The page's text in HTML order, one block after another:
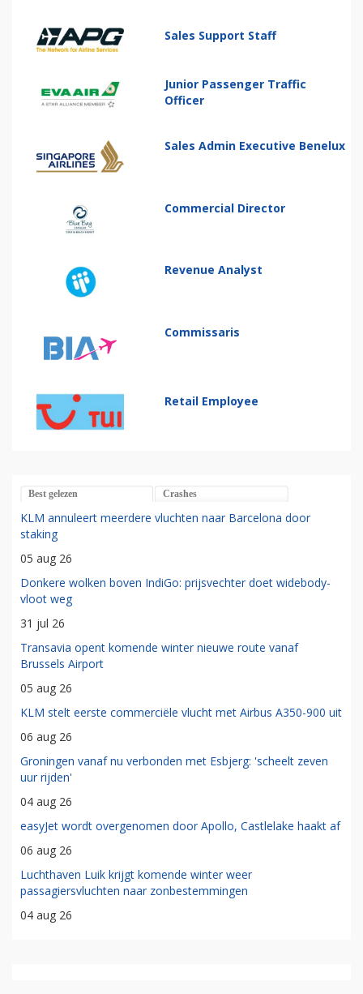
Sales Support Staff
Junior Passenger Traffic
Officer
Sales Admin Executive Benelux
Commercial Director
Revenue Analyst
Commissaris
Retail Employee
Best gelezen Crashes
KLM annuleert meerdere vluchten naar Barcelona door
staking
05 aug 26
Donkere wolken boven IndiGo: prijsvechter doet widebody-
vloot weg
31 jul 26
Transavia opent komende winter nieuwe route vanaf
Brussels Airport
05 aug 26
KLM stelt eerste commerciële vlucht met Airbus A350-900 uit
06 aug 26
Groningen vanaf nu verbonden met Esbjerg: 'scheelt zeven
uur rijden'
04 aug 26
easyJet wordt overgenomen door Apollo, Castlelake haakt af
06 aug 26
Luchthaven Luik krijgt komende winter weer
passagiersvluchten naar zonbestemmingen
04 aug 26